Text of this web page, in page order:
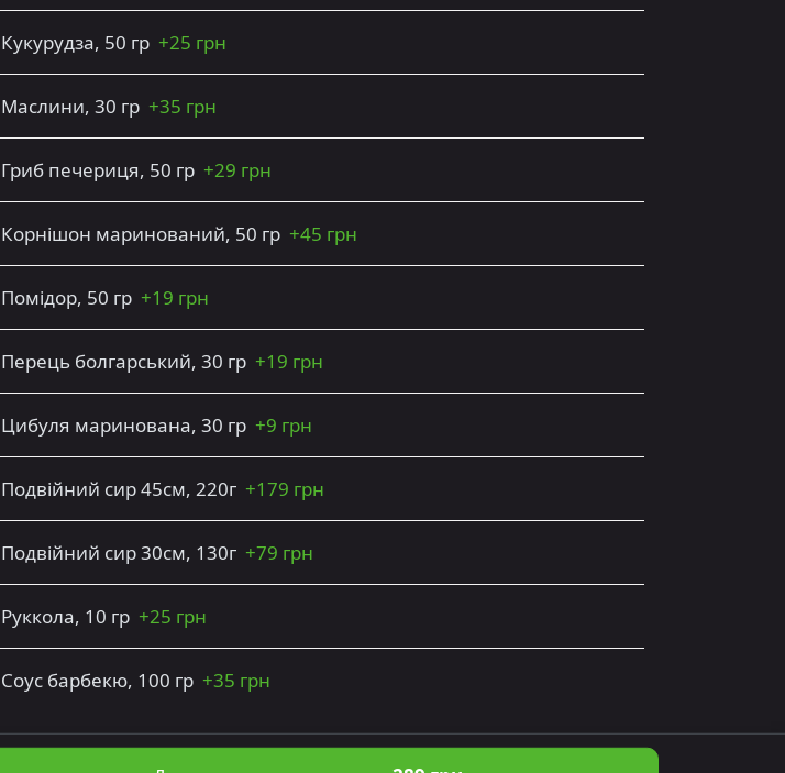
Кукурудза, 50 гр +25 грн
Маслини, 30 гр +35 грн
Гриб печериця, 50 гр +29 грн
Корнішон маринований, 50 гр +45 грн
Помідор, 50 гр +19 грн
Перець болгарський, 30 гр +19 грн
Цибуля маринована, 30 гр +9 грн
Подвійний сир 45см, 220г +179 грн
Подвійний сир 30см, 130г +79 грн
Руккола, 10 гр +25 грн
Соус барбекю, 100 гр +35 грн